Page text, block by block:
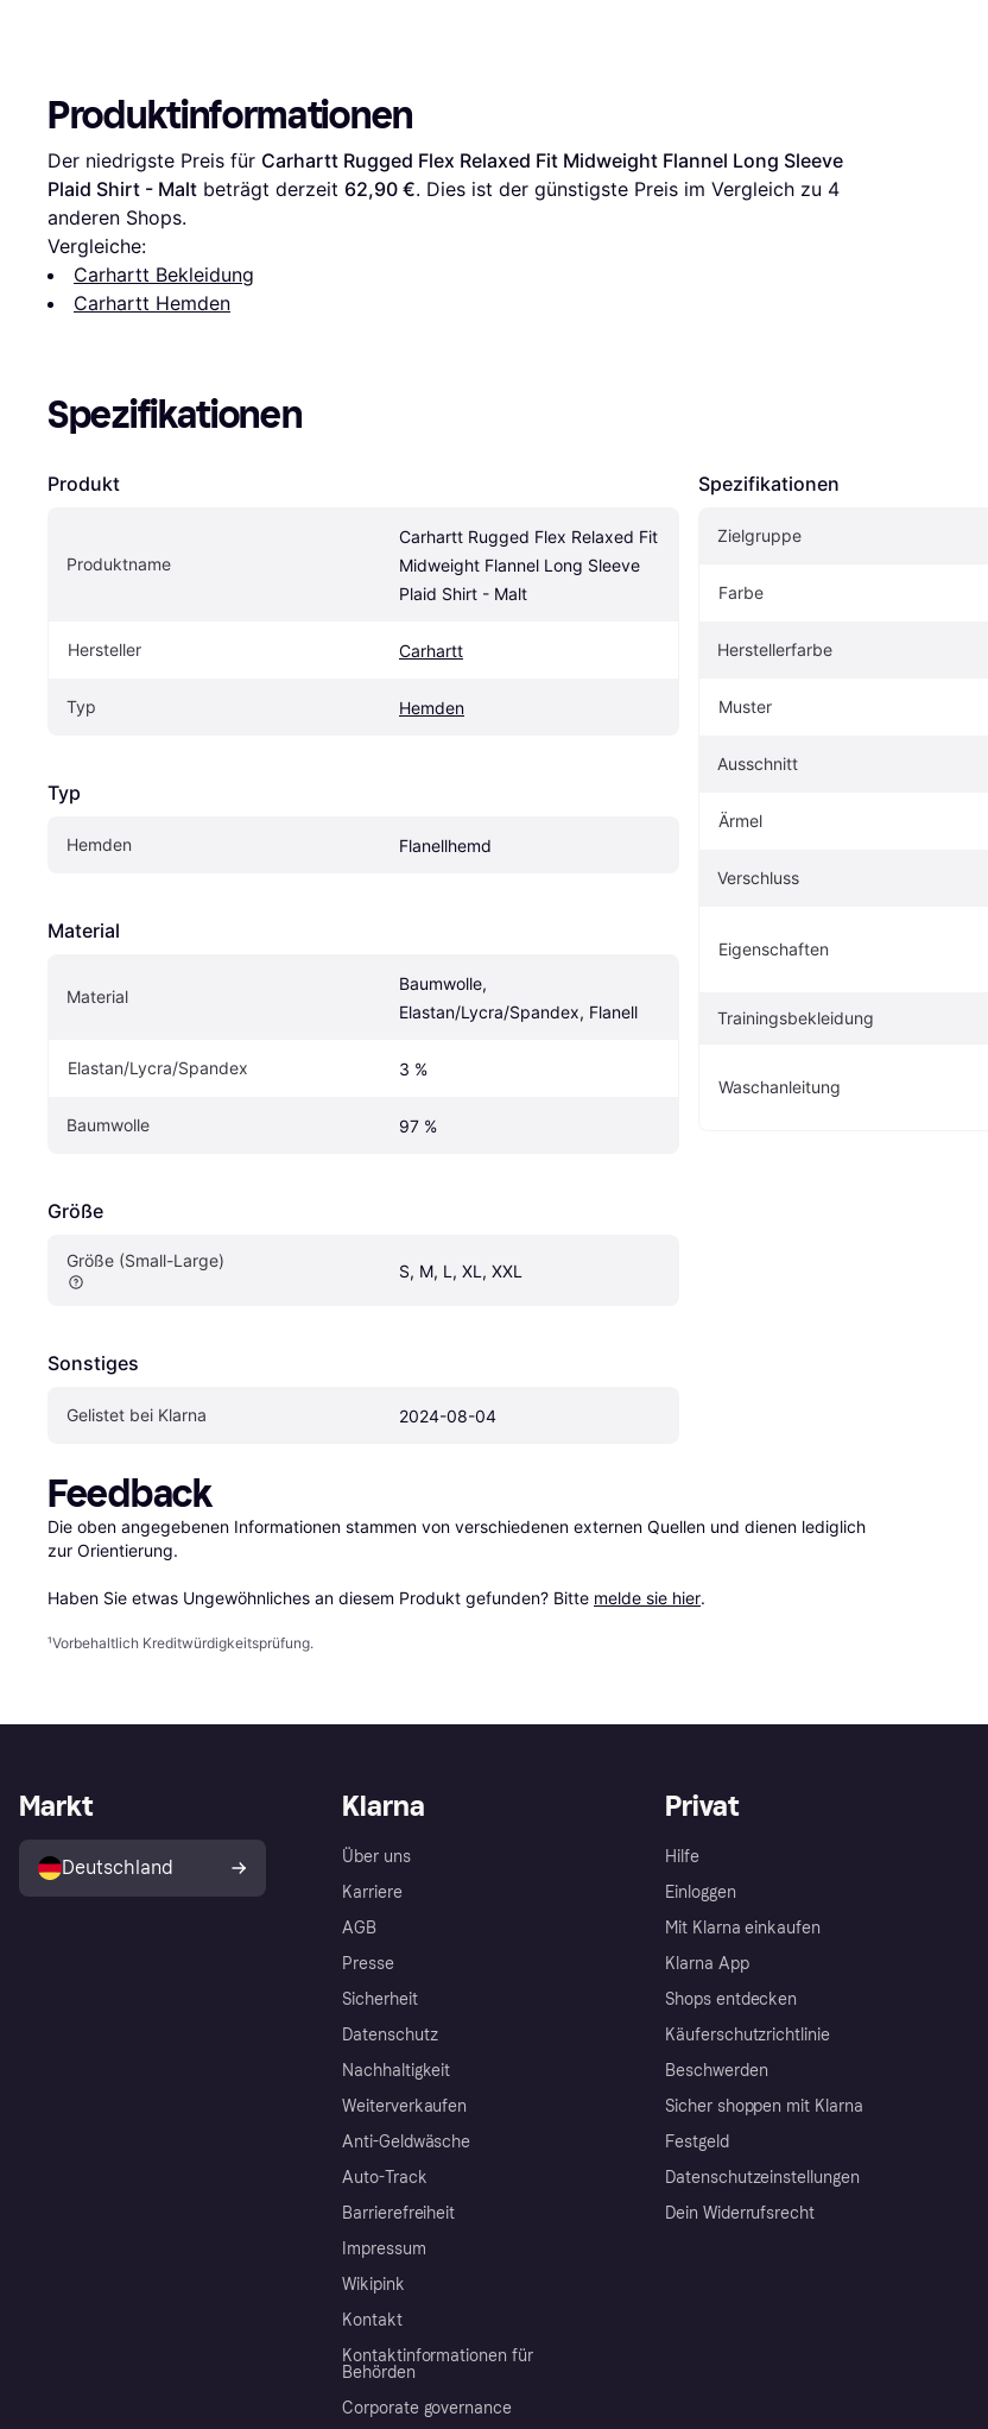
Produktinformationen
Der niedrigste Preis für Carhartt Rugged Flex Relaxed Fit Midweight Flannel Long Sleeve
Plaid Shirt - Malt beträgt derzeit 62,90 €. Dies ist der günstigste Preis im Vergleich zu 4
anderen Shops.
Vergleiche:
Carhartt Bekleidung
Carhartt Hemden
Spezifikationen
Produkt
Produktname
Carhartt Rugged Flex Relaxed Fit
Midweight Flannel Long Sleeve
Plaid Shirt - Malt
Hersteller Carhartt
Typ Hemden
Typ
Hemden Flanellhemd
Material
Material
Baumwolle,
Elastan/Lycra/Spandex, Flanell
Elastan/Lycra/Spandex 3 %
Baumwolle 97 %
Größe
Größe (Small-Large)
S, M, L, XL, XXL
Sonstiges
Gelistet bei Klarna 2024-08-04
Spezifikationen
Zielgruppe
Farbe
Herstellerfarbe
Muster
Ausschnitt
Ärmel
Verschluss
Eigenschaften
Trainingsbekleidung
Waschanleitung
Feedback
Die oben angegebenen Informationen stammen von verschiedenen externen Quellen und dienen lediglich
zur Orientierung.
Haben Sie etwas Ungewöhnliches an diesem Produkt gefunden? Bitte melde sie hier.
¹Vorbehaltlich Kreditwürdigkeitsprüfung.
Klarna
Über uns
Karriere
AGB
Presse
Sicherheit
Datenschutz
Nachhaltigkeit
Weiterverkaufen
Anti-Geldwäsche
Auto-Track
Barrierefreiheit
Impressum
Wikipink
Kontakt
Kontaktinformationen für
Behörden
Corporate governance
Privat
Hilfe
Einloggen
Mit Klarna einkaufen
Klarna App
Shops entdecken
Käuferschutzrichtlinie
Beschwerden
Sicher shoppen mit Klarna
Festgeld
Datenschutzeinstellungen
Dein Widerrufsrecht
Markt
Deutschland